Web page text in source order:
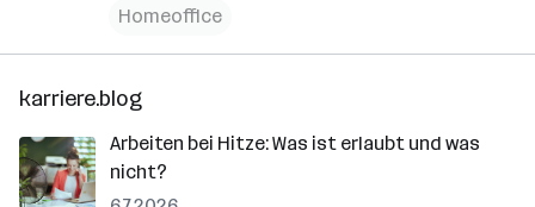
Homeoffice
karriere.blog
Arbeiten bei Hitze: Was ist erlaubt und was
nicht?